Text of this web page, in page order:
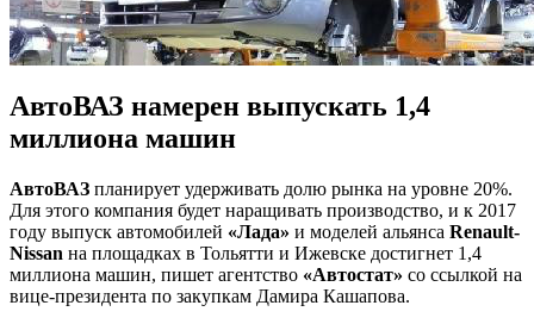
АвтоВАЗ намерен выпускать 1,4
миллиона машин
АвтоВАЗ планирует удерживать долю рынка на уровне 20%.
Для этого компания будет наращивать производство, и к 2017
году выпуск автомобилей «Лада» и моделей альянса Renault-
Nissan на площадках в Тольятти и Ижевске достигнет 1,4
миллиона машин, пишет агентство «Автостат» со ссылкой на
вице-президента по закупкам Дамира Кашапова.